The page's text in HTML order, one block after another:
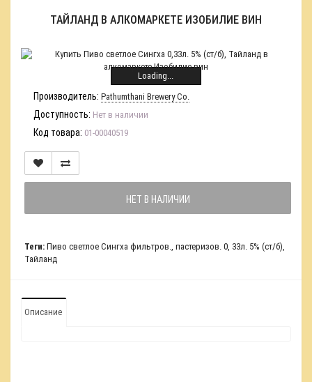
ТАЙЛАНД В АЛКОМАРКЕТЕ ИЗОБИЛИЕ ВИН
Loading...
Производитель: Pathumthani Brewery Co.
Доступность: Нет в наличии
Код товара: 01-00040519
НЕТ В НАЛИЧИИ
Теги: Пиво светлое Сингха фильтров., пастеризов. 0, 33л. 5% (ст/б),
Тайланд
Описание